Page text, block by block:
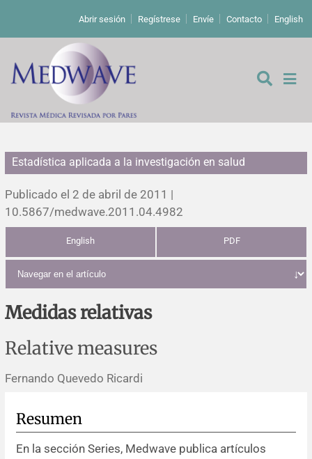
Abrir sesión Regístrese Envíe Contacto English
De los editores
Editoriales
Comentarios
Cartas a los editores
Errata y notas de reserva
Agradecimientos
Estudios originales
Estudios cualitativos
Revisiones sistemáticas
Protocolos
Análisis
Revisiones clínicas
Artículos de revisión
Comunicaciones breves
Problemas de salud pública
Ensayos
Reporte de caso
Práctica clínica
Política de cobros
Estadística aplicada a la investigación en salud
Publicado el 2 de abril de 2011 |
10.5867/medwave.2011.04.4982
English PDF
Medidas relativas
Relative measures
Fernando Quevedo Ricardi
Resumen
En la sección Series, Medwave publica artículos